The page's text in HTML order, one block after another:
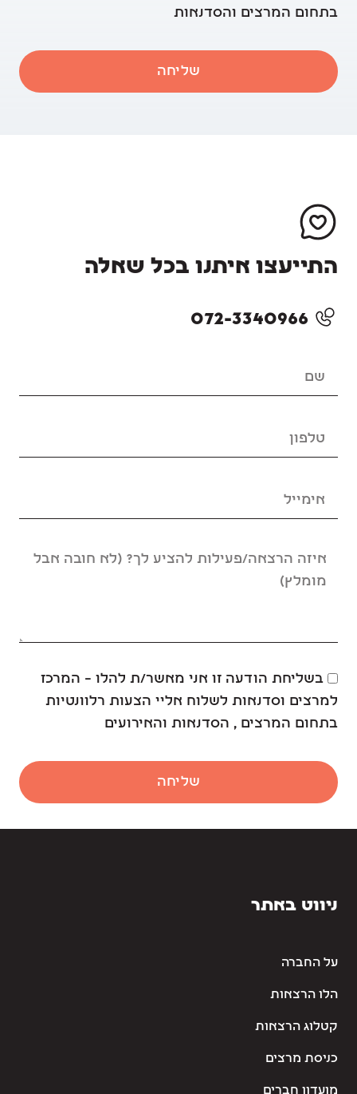
בתחום המרצים והסדנאות
שליחה
התייעצו איתנו בכל שאלה
072-3340966
בשליחת הודעה זו אני מאשר/ת להלו – המרכז
למרצים וסדנאות לשלוח אליי הצעות רלוונטיות
בתחום המרצים , הסדנאות והאירועים
שליחה
ניווט באתר
על החברה
הלו הרצאות
קטלוג הרצאות
כניסת מרצים